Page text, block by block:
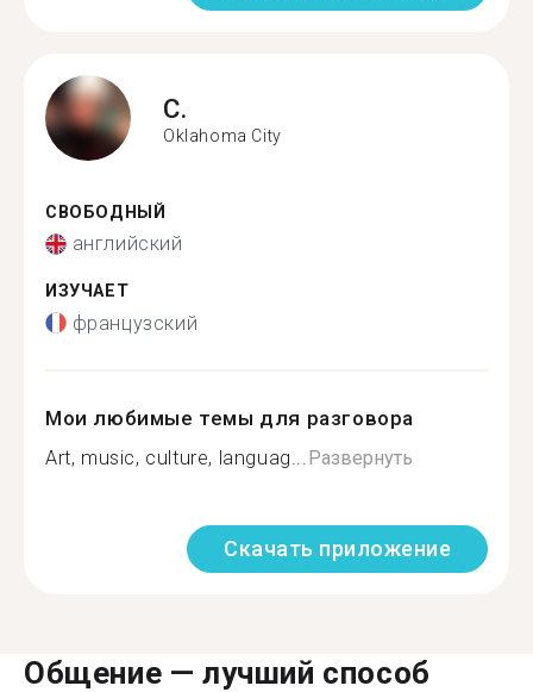
C.
Oklahoma City
СВОБОДНЫЙ
английский
ИЗУЧАЕТ
французский
Мои любимые темы для разговора
Art, music, culture, languag... Развернуть
Скачать приложение
Общение — лучший способ